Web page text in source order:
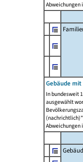
Abweichungen
Gebäude
In bundesweit
ausgewählt
Abweichungen